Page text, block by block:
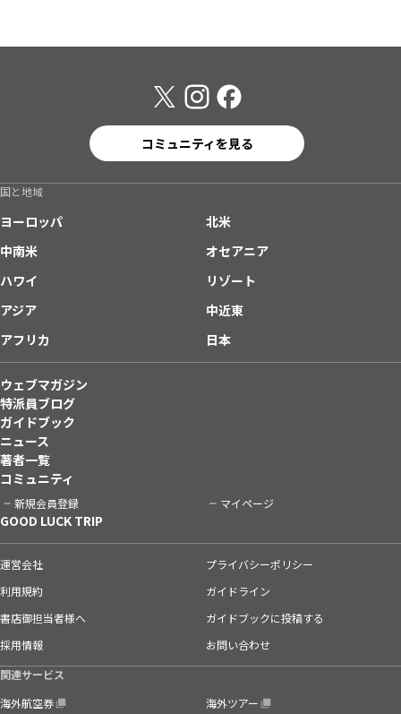
コミュニティを見る
国と地域
ヨーロッパ
北米
中南米
オセアニア
ハワイ
リゾート
アジア
中近東
アフリカ
日本
ウェブマガジン
特派員ブログ
ガイドブック
ニュース
著者一覧
コミュニティ
新規会員登録 マイページ
GOOD LUCK TRIP
運営会社
プライバシーポリシー
利用規約
ガイドライン
書店御担当者様へ
ガイドブックに投稿する
採用情報
お問い合わせ
関連サービス
海外航空券
海外ツアー